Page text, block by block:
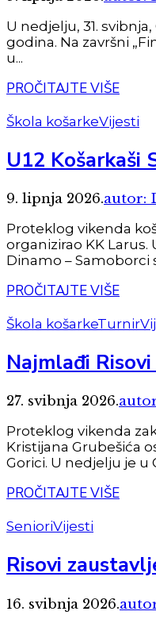
U nedjelju, 31.
godina. Na završni
u...
PROČITAJTE VIŠE
Škola košarkeVijesti
U12 Košarkaši
9. lipnja 2026.autor:
Proteklog vikenda
organizirao KK
Dinamo – Samoborci
PROČITAJTE VIŠE
Škola košarkeTurnir
Najmlađi
27. svibnja 2026.
Proteklog vikenda
Kristijana Grubešića
Gorici. U nedjelju je u
PROČITAJTE VIŠE
SenioriVijesti
Risovi
16. svibnja 2026.